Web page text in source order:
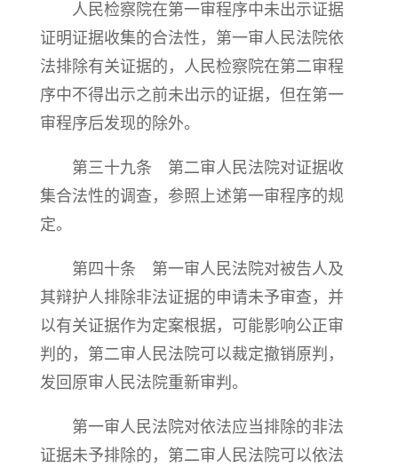
人民检察院在第一审程序中未出示证据
证明证据收集的合法性，第一审人民法院依
法排除有关证据的，人民检察院在第二审程
序中不得出示之前未出示的证据，但在第一
审程序后发现的除外。
第三十九条 第二审人民法院对证据收
集合法性的调查，参照上述第一审程序的规
定。
第四十条 第一审人民法院对被告人及
其辩护人排除非法证据的申请未予审查，并
以有关证据作为定案根据，可能影响公正审
判的，第二审人民法院可以裁定撤销原判，
发回原审人民法院重新审判。
第一审人民法院对依法应当排除的非法
证据未予排除的，第二审人民法院可以依法